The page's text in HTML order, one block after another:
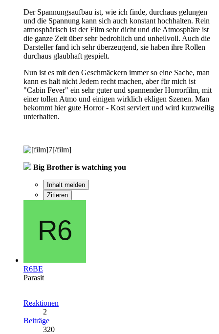
Der Spannungsaufbau ist, wie ich finde, durchaus gelungen
und die Spannung kann sich auch konstant hochhalten. Rein
atmosphärisch ist der Film sehr dicht und die Atmosphäre ist
die ganze Zeit über sehr bedrohlich und unheilvoll. Auch die
Darsteller fand ich sehr überzeugend, sie haben ihre Rollen
durchaus glaubhaft gespielt.
Nun ist es mit den Geschmäckern immer so eine Sache, man
kann es halt nicht Jedem recht machen, aber für mich ist
"Cabin Fever" ein sehr guter und spannender Horrorfilm, mit
einer tollen Atmo und einigen wirklich ekligen Szenen. Man
bekommt hier gute Horror - Kost serviert und wird kurzweilig
unterhalten.
Big Brother is watching you
Inhalt melden
Zitieren
R6BE
Parasit
Reaktionen
2
Beiträge
320